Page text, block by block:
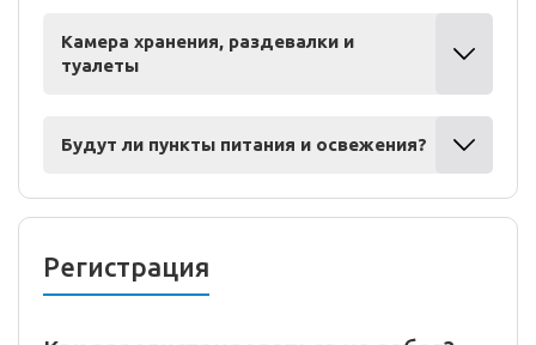
Камера хранения, раздевалки и
туалеты
Будут ли пункты питания и освежения?
Регистрация